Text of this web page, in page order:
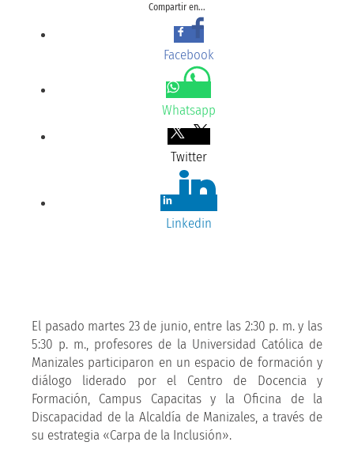
Compartir en...
Facebook
Whatsapp
Twitter
Linkedin
El pasado martes 23 de junio, entre las 2:30 p. m. y las
5:30 p. m., profesores de la Universidad Católica de
Manizales participaron en un espacio de formación y
diálogo liderado por el Centro de Docencia y
Formación, Campus Capacitas y la Oficina de la
Discapacidad de la Alcaldía de Manizales, a través de
su estrategia «Carpa de la Inclusión».